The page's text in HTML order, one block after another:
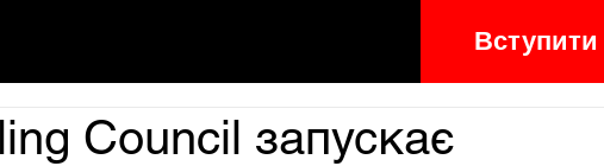
Вступити
Council запускає